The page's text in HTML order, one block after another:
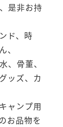
是非お持
ド、時
、骨董、
ッズ、カ
ャンプ用
お品物を